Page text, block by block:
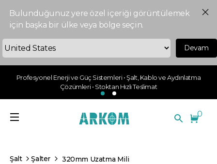
Bulunduğunuz yere özel içeriği görüntülemek
için başka bir ülke veya bölge seçin.
Devam
Profesyonel Enerji ve Güç Sistemleri • Şalt, Kablo ve Aydınlatma
Çözümleri • Stoktan Hızlı Teslimat
0
Şalt Şalter 320mm Uzatma Mili